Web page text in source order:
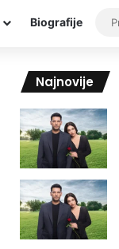
Biografije
Najnovije